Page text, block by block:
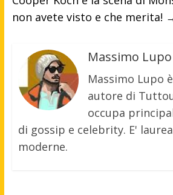
non avete visto e che merita!
Massimo Lupo
Massimo Lupo
autore di
occupa
di gossip e celebrity. E'
moderne.